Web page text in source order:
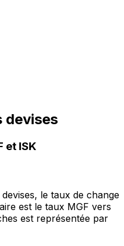
devises
et ISK
le taux de change
est le taux MGF vers
est représentée par